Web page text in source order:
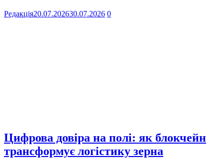
Редакція20.07.202630.07.2026 0
Цифрова довіра на полі: як блокчейн
трансформує логістику зерна